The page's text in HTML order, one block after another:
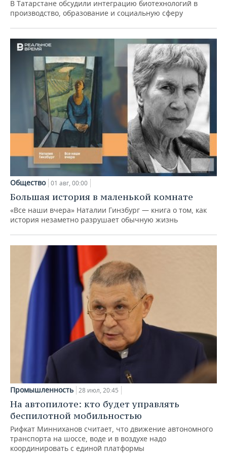
В Татарстане обсудили интеграцию биотехнологий в
производство, образование и социальную сферу
Общество 01 авг, 00:00
Большая история в маленькой комнате
«Все наши вчера» Наталии Гинзбург — книга о том, как
история незаметно разрушает обычную жизнь
Промышленность 28 июл, 20:45
На автопилоте: кто будет управлять
беспилотной мобильностью
Рифкат Минниханов считает, что движение автономного
транспорта на шоссе, воде и в воздухе надо
координировать с единой платформы